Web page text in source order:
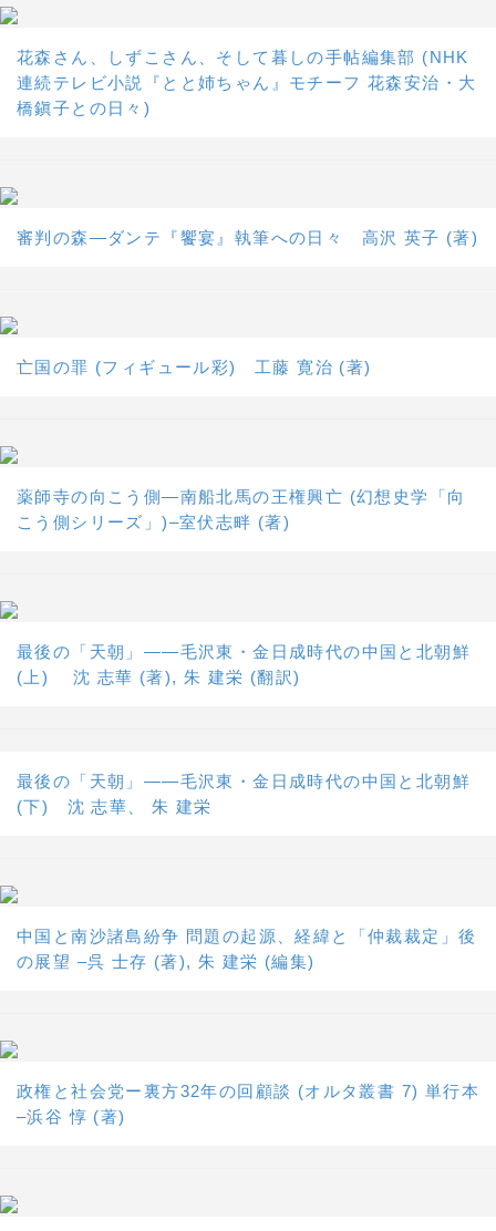
花森さん、しずこさん、そして暮しの手帖編集部 (NHK
連続テレビ小説『とと姉ちゃん』モチーフ 花森安治・大
橋鎭子との日々)
審判の森―ダンテ『饗宴』執筆への日々 高沢 英子 (著)
亡国の罪 (フィギュール彩) 工藤 寛治 (著)
薬師寺の向こう側―南船北馬の王権興亡 (幻想史学「向
こう側シリーズ」)–室伏志畔 (著)
最後の「天朝」――毛沢東・金日成時代の中国と北朝鮮
(上) 沈 志華 (著), 朱 建栄 (翻訳)
最後の「天朝」――毛沢東・金日成時代の中国と北朝鮮
(下) 沈 志華、 朱 建栄
中国と南沙諸島紛争 問題の起源、経緯と「仲裁裁定」後
の展望 –呉 士存 (著), 朱 建栄 (編集)
政権と社会党ー裏方32年の回顧談 (オルタ叢書 7) 単行本
–浜谷 惇 (著)